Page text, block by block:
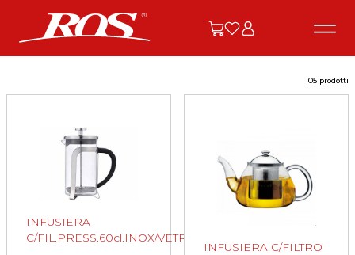
105 prodotti
INFUSIERA
C/FIL.PRESS.60cl.INOX/VETRO
INFUSIERA C/FILTRO